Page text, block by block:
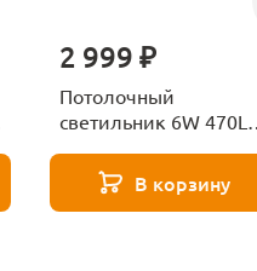
2 999 ₽
Потолочный
светильник 6W
080647 В корзину